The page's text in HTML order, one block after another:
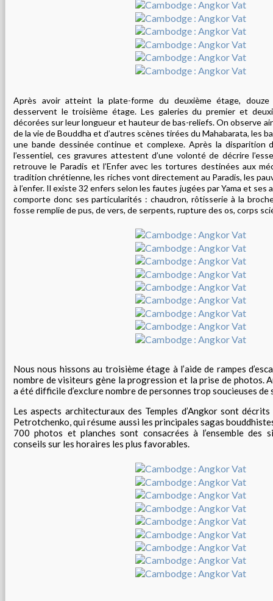
Après avoir atteint la plate-forme du deuxième étage, douze
desservent le troisième étage. Les galeries du premier et
décorées sur leur longueur et hauteur de bas-reliefs. On observe
de la vie de Bouddha et d’autres scènes tirées du Mahabarata, les
une bande dessinée continue et complexe. Après la disparition
l’essentiel, ces gravures attestent d’une volonté de décrire
retrouve le Paradis et l’Enfer avec les tortures destinées aux
tradition chrétienne, les riches vont directement au Paradis, les
à l’enfer. Il existe 32 enfers selon les fautes jugées par Yama et ses
comporte donc ses particularités : chaudron, rôtisserie à la
fosse remplie de pus, de vers, de serpents, rupture des os, corps
Nous nous hissons au troisième étage à l’aide de rampes
nombre de visiteurs gène la progression et la prise de photos.
a été difficile d’exclure nombre de personnes trop soucieuses
Les aspects architecturaux des Temples d’Angkor sont
Petrotchenko, qui résume aussi les principales sagas
700 photos et planches sont consacrées à l’ensemble des
conseils sur les horaires les plus favorables.